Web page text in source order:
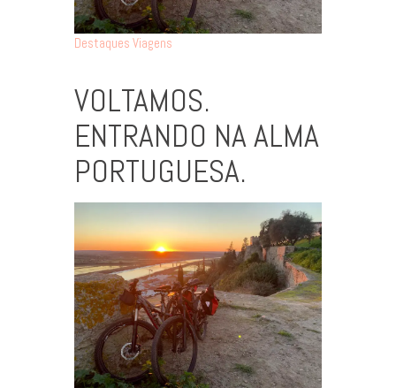
Destaques Viagens
VOLTAMOS.
ENTRANDO NA ALMA
PORTUGUESA.